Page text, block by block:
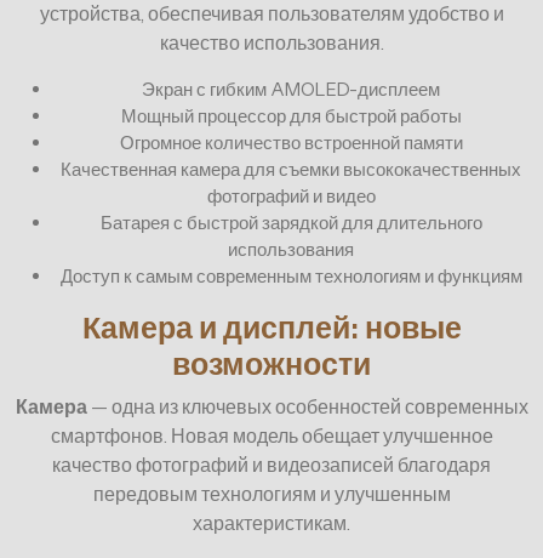
устройства, обеспечивая пользователям удобство и
качество использования.
Экран с гибким AMOLED-дисплеем
Мощный процессор для быстрой работы
Огромное количество встроенной памяти
Качественная камера для съемки высококачественных
фотографий и видео
Батарея с быстрой зарядкой для длительного
использования
Доступ к самым современным технологиям и функциям
Камера и дисплей: новые
возможности
Камера— одна из ключевых особенностей современных
смартфонов. Новая модель обещает улучшенное
качество фотографий и видеозаписей благодаря
передовым технологиям и улучшенным
характеристикам.